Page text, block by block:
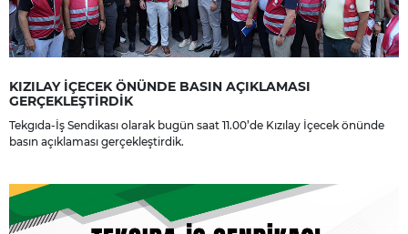
KIZILAY İÇECEK ÖNÜNDE BASIN AÇIKLAMASI
GERÇEKLEŞTİRDİK
Tekgıda-İş Sendikası olarak bugün saat 11.00’de Kızılay İçecek önünde
basın açıklaması gerçekleştirdik.